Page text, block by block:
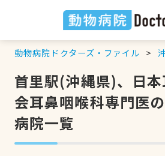
動物病院ドクターズ・ファイル
首里駅(沖縄県)、日
会耳鼻咽喉科専門医
病院一覧